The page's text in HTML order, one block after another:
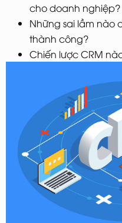
cho doanh nghiệp?
Những sai lầm nào
thành công?
Chiến lược CRM